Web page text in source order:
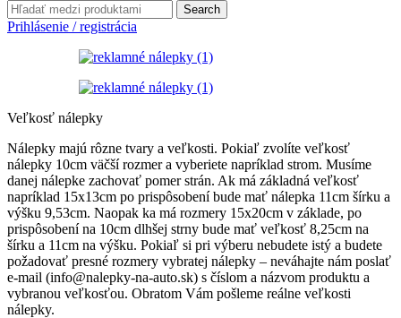
Search
Prihlásenie / registrácia
Veľkosť nálepky
Nálepky majú rôzne tvary a veľkosti. Pokiaľ zvolíte veľkosť
nálepky 10cm väčší rozmer a vyberiete napríklad strom. Musíme
danej nálepke zachovať pomer strán. Ak má základná veľkosť
napríklad 15x13cm po prispôsobení bude mať nálepka 11cm šírku a
výšku 9,53cm. Naopak ka má rozmery 15x20cm v základe, po
prispôsobení na 10cm dlhšej strny bude mať veľkosť 8,25cm na
šírku a 11cm na výšku. Pokiaľ si pri výberu nebudete istý a budete
požadovať presné rozmery vybratej nálepky – neváhajte nám poslať
e-mail (info@nalepky-na-auto.sk) s číslom a názvom produktu a
vybranou veľkosťou. Obratom Vám pošleme reálne veľkosti
nálepky.